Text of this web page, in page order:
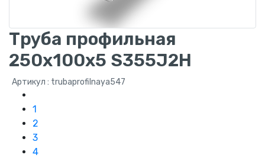
Труба профильная
250х100х5 S355J2H
Артикул : trubaprofilnaya547
1
2
3
4